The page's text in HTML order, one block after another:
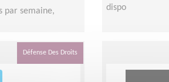
par semaine,
dispo
Défense Des Droits